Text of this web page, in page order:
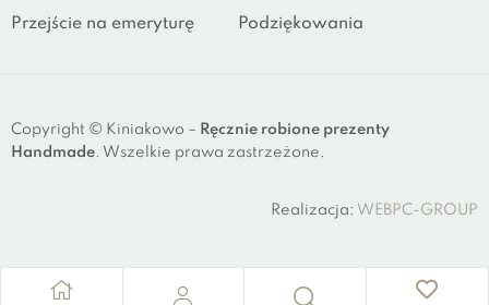
Przejście na emeryturę
Podziękowania
Copyright © Kiniakowo – Ręcznie robione prezenty
Handmade . Wszelkie prawa zastrzeżone.
Realizacja: WEBPC-GROUP